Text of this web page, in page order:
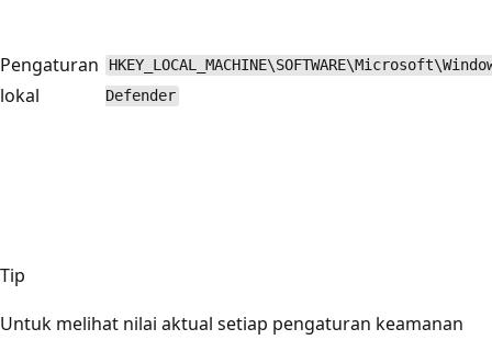
Pengaturan
lokal
Defender
Tip
Untuk melihat nilai aktual setiap pengaturan keamanan